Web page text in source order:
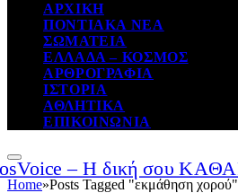
ΑΡΧΙΚΗ
ΠΟΝΤΙΑΚΑ ΝΕΑ
ΣΩΜΑΤΕΙΑ
ΕΛΛΑΔΑ – ΚΟΣΜΟΣ
ΑΡΘΡΟΓΡΑΦΙΑ
ΙΣΤΟΡΙΑ
ΑΘΛΗΤΙΚΑ
ΕΠΙΚΟΙΝΩΝΙΑ
Home»Posts Tagged "εκμάθηση χορού"